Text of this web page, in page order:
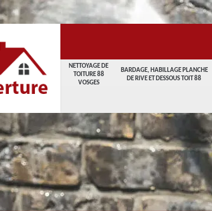
NETTOYAGE DE
TOITURE 88
VOSGES
BARDAGE, HABILLAGE PLANCHE
DE RIVE ET DESSOUS TOIT 88